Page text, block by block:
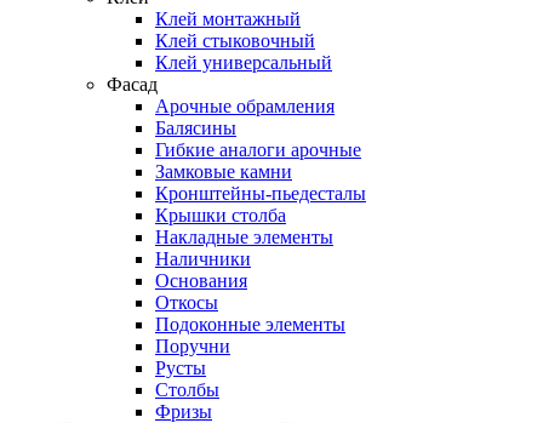
Клей монтажный
Клей стыковочный
Клей универсальный
Фасад
Арочные обрамления
Балясины
Гибкие аналоги арочные
Замковые камни
Кронштейны-пьедесталы
Крышки столба
Накладные элементы
Наличники
Основания
Откосы
Подоконные элементы
Поручни
Русты
Столбы
Фризы